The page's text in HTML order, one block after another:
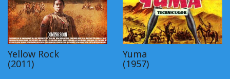
Yellow Rock
(2011)
Yuma
(1957)